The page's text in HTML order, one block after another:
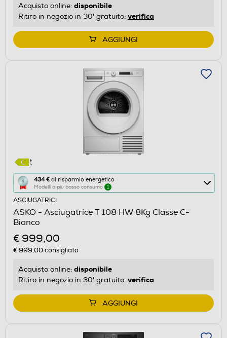
energetico
di
Youreko.
Acquisto online: disponibile
Ritiro in negozio in 30' gratuito: verifica
AGGIUNGI
434 € di risparmio energetico
Modelli a più basso consumo 1
Questa
azione
aprirà
il
Calcolatore
di
risparmio
energetico
di
ASCIUGATRICI
ASKO - Asciugatrice T 108 HW 8Kg Classe C-
Bianco
€ 999,00
€ 999,00consigliato
Acquisto online: disponibile
Ritiro in negozio in 30' gratuito: verifica
AGGIUNGI